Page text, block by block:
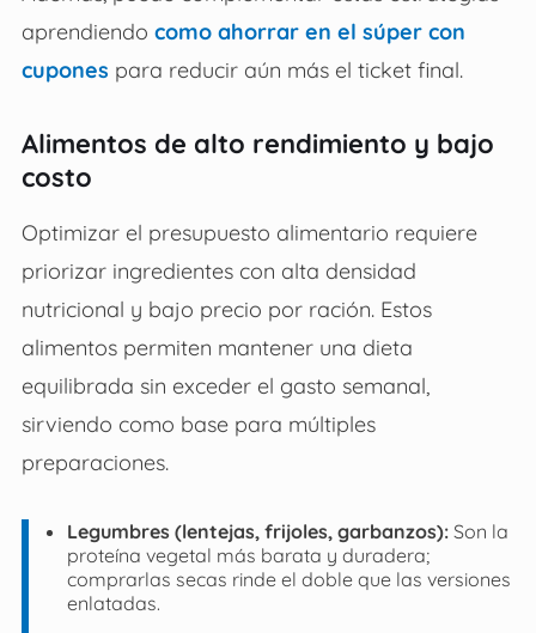
aprendiendo como ahorrar en el súper con
cupones para reducir aún más el ticket final.
Alimentos de alto rendimiento y bajo
costo
Optimizar el presupuesto alimentario requiere
priorizar ingredientes con alta densidad
nutricional y bajo precio por ración. Estos
alimentos permiten mantener una dieta
equilibrada sin exceder el gasto semanal,
sirviendo como base para múltiples
preparaciones.
Legumbres (lentejas, frijoles, garbanzos):Son la
proteína vegetal más barata y duradera;
comprarlas secas rinde el doble que las versiones
enlatadas.